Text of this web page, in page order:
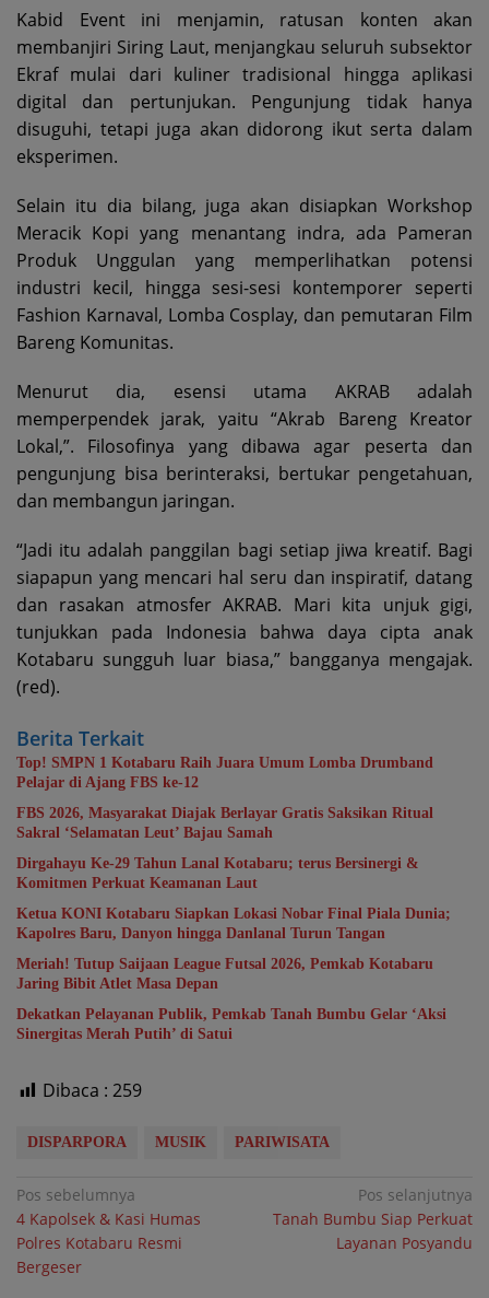
Kabid Event ini menjamin, ratusan konten akan
membanjiri Siring Laut, menjangkau seluruh subsektor
Ekraf mulai dari kuliner tradisional hingga aplikasi
digital dan pertunjukan. Pengunjung tidak hanya
disuguhi, tetapi juga akan didorong ikut serta dalam
eksperimen.
Selain itu dia bilang, juga akan disiapkan Workshop
Meracik Kopi yang menantang indra, ada Pameran
Produk Unggulan yang memperlihatkan potensi
industri kecil, hingga sesi-sesi kontemporer seperti
Fashion Karnaval, Lomba Cosplay, dan pemutaran Film
Bareng Komunitas.
Menurut dia, esensi utama AKRAB adalah
memperpendek jarak, yaitu “Akrab Bareng Kreator
Lokal,”. Filosofinya yang dibawa agar peserta dan
pengunjung bisa berinteraksi, bertukar pengetahuan,
dan membangun jaringan.
“Jadi itu adalah panggilan bagi setiap jiwa kreatif. Bagi
siapapun yang mencari hal seru dan inspiratif, datang
dan rasakan atmosfer AKRAB. Mari kita unjuk gigi,
tunjukkan pada Indonesia bahwa daya cipta anak
Kotabaru sungguh luar biasa,” bangganya mengajak.
(red).
Berita Terkait
Top! SMPN 1 Kotabaru Raih Juara Umum Lomba Drumband
Pelajar di Ajang FBS ke-12
FBS 2026, Masyarakat Diajak Berlayar Gratis Saksikan Ritual
Sakral ‘Selamatan Leut’ Bajau Samah
Dirgahayu Ke-29 Tahun Lanal Kotabaru; terus Bersinergi &
Komitmen Perkuat Keamanan Laut
Ketua KONI Kotabaru Siapkan Lokasi Nobar Final Piala Dunia;
Kapolres Baru, Danyon hingga Danlanal Turun Tangan
Meriah! Tutup Saijaan League Futsal 2026, Pemkab Kotabaru
Jaring Bibit Atlet Masa Depan
Dekatkan Pelayanan Publik, Pemkab Tanah Bumbu Gelar ‘Aksi
Sinergitas Merah Putih’ di Satui
Dibaca : 259
DISPARPORA MUSIK PARIWISATA
Navigasi
pos
Pos sebelumnya
4 Kapolsek & Kasi Humas
Polres Kotabaru Resmi
Bergeser
Pos selanjutnya
Tanah Bumbu Siap Perkuat
Layanan Posyandu